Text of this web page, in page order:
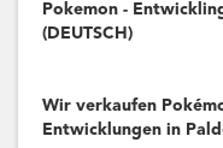
Pokemon -
(DEUTSCH)
Wir verkaufen
Entwicklungen in